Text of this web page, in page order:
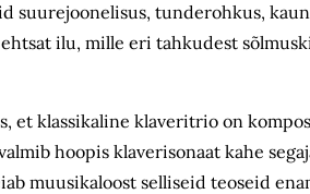
suurejoonelisus, tunde­rohkus,
ilu, mille eri tahkudest
et klassikaline klaveritrio on
hoopis klaverisonaat kahe
muusikaloost selliseid teoseid